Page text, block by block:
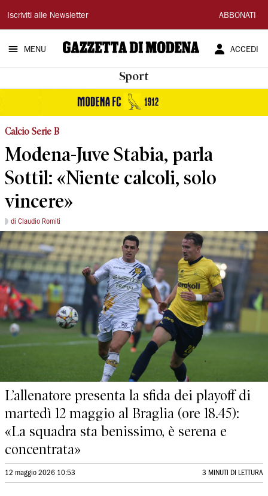
Gazzetta
di
Modena
Iscriviti alle Newsletter ABBONATI
MENU ACCEDI
Sport
Calcio Serie B
Modena-Juve Stabia, parla
Sottil: «Niente calcoli, solo
vincere»
di Claudio Romiti
L’allenatore presenta la sfida dei playoff di
martedì 12 maggio al Braglia (ore 18.45):
«La squadra sta benissimo, è serena e
concentrata»
12 maggio 2026 10:53 3 MINUTI DI LETTURA